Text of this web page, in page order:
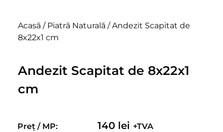
Acasă / Piatră Naturală / Andezit Scapitat de
8x22x1 cm
Andezit Scapitat de 8x22x1
cm
Preț / MP: 140 lei +TVA